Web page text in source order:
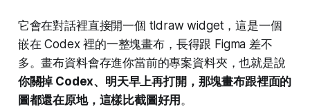
它會在對話裡直接開一個 tldraw widget，這是一個
嵌在 Codex 裡的一整塊畫布，長得跟 Figma 差不
多。畫布資料會存進你當前的專案資料夾，也就是說
你關掉 Codex、明天早上再打開，那塊畫布跟裡面的
圖都還在原地，這樣比截圖好用 。